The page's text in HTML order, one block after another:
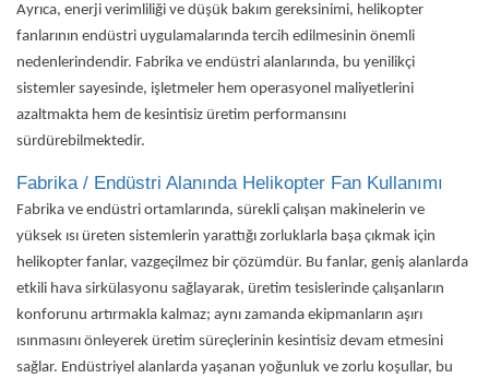
Ayrıca, enerji verimliliği ve düşük bakım gereksinimi, helikopter
fanlarının endüstri uygulamalarında tercih edilmesinin önemli
nedenlerindendir. Fabrika ve endüstri alanlarında, bu yenilikçi
sistemler sayesinde, işletmeler hem operasyonel maliyetlerini
azaltmakta hem de kesintisiz üretim performansını
sürdürebilmektedir.
Fabrika / Endüstri Alanında Helikopter Fan Kullanımı
Fabrika ve endüstri ortamlarında, sürekli çalışan makinelerin ve
yüksek ısı üreten sistemlerin yarattığı zorluklarla başa çıkmak için
helikopter fanlar, vazgeçilmez bir çözümdür. Bu fanlar, geniş alanlarda
etkili hava sirkülasyonu sağlayarak, üretim tesislerinde çalışanların
konforunu artırmakla kalmaz; aynı zamanda ekipmanların aşırı
ısınmasını önleyerek üretim süreçlerinin kesintisiz devam etmesini
sağlar. Endüstriyel alanlarda yaşanan yoğunluk ve zorlu koşullar, bu